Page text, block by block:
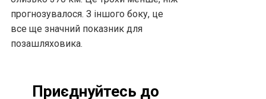
прогнозувалося. З іншого боку, це
все ще значний показник для
позашляховика.
Приєднуйтесь до